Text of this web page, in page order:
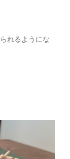
れるようにな